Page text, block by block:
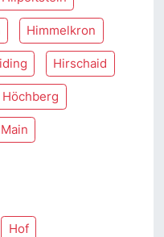
Himmelkron
Hirschaid
Höchberg
Hof